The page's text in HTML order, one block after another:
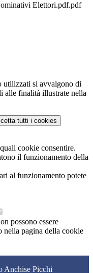
Elettori.pdf.pdf
utilizzati si avvalgono di
alle finalità illustrate nella
tutti i cookies
cookie consentire.
il funzionamento della
al funzionamento potete
possono essere
nella pagina della cookie
Anchise Picchi